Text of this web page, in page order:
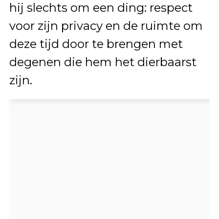
hij slechts om een ding: respect
voor zijn privacy en de ruimte om
deze tijd door te brengen met
degenen die hem het dierbaarst
zijn.